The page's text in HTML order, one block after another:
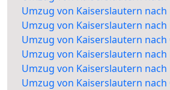
Umzug von Kaiserslautern
Umzug von Kaiserslautern nach
Umzug von Kaiserslautern nach
Umzug von Kaiserslautern
Umzug von Kaiserslautern
Umzug von Kaiserslautern